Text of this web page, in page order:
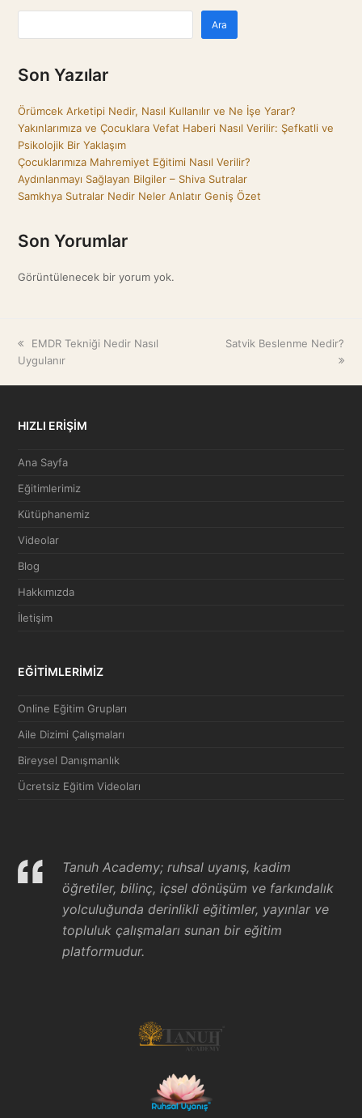
Ara
Son Yazılar
Örümcek Arketipi Nedir, Nasıl Kullanılır ve Ne İşe Yarar?
Yakınlarımıza ve Çocuklara Vefat Haberi Nasıl Verilir: Şefkatli ve
Psikolojik Bir Yaklaşım
Çocuklarımıza Mahremiyet Eğitimi Nasıl Verilir?
Aydınlanmayı Sağlayan Bilgiler – Shiva Sutralar
Samkhya Sutralar Nedir Neler Anlatır Geniş Özet
Son Yorumlar
Görüntülenecek bir yorum yok.
previous
post:
EMDR Tekniği Nedir Nasıl
Uygulanır
next
Satvik Beslenme Nedir?
HIZLI ERİŞİM
Ana Sayfa
Eğitimlerimiz
Kütüphanemiz
Videolar
Blog
Hakkımızda
İletişim
EĞİTİMLERİMİZ
Online Eğitim Grupları
Aile Dizimi Çalışmaları
Bireysel Danışmanlık
Ücretsiz Eğitim Videoları
Tanuh Academy; ruhsal uyanış, kadim
öğretiler, bilinç, içsel dönüşüm ve farkındalık
yolculuğunda derinlikli eğitimler, yayınlar ve
topluluk çalışmaları sunan bir eğitim
platformudur.